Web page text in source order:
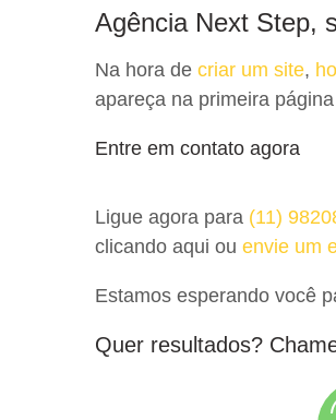
Agência Next Step,
Na hora de criar um site,
apareça na primeira
Entre em contato agora
Ligue agora para (11)
clicando aqui ou envie um
Estamos esperando você
Quer resultados?